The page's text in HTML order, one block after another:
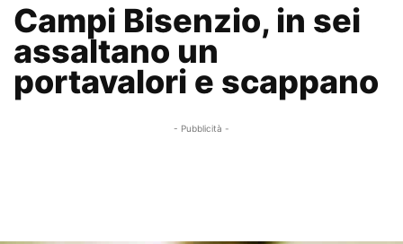
Campi Bisenzio, in sei
assaltano un
portavalori e scappano
- Pubblicità -